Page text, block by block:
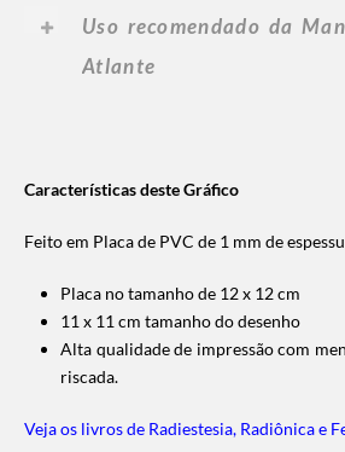
Uso recomendado da
Atlante
Características deste Gráfico
Feito em Placa de PVC de 1 mm de
Placa no tamanho de 12 x 12 cm
11 x 11 cm tamanho do desenho
Alta qualidade de impressão com
riscada.
Veja os livros de Radiestesia, Radiônica e